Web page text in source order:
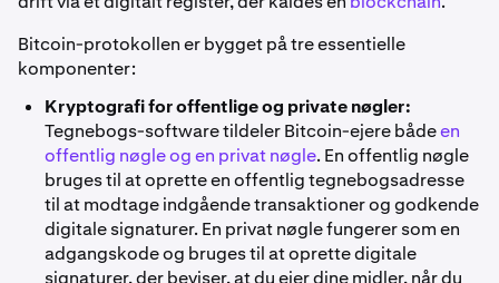
Bitcoin-protokollen er bygget på tre essentielle
komponenter:
Kryptografi for offentlige og private nøgler:
Tegnebogs-software tildeler Bitcoin-ejere bådeen
offentlig nøgle og en privat nøgle. En offentlig nøgle
bruges til at oprette en offentlig tegnebogsadresse
til at modtage indgående transaktioner og godkende
digitale signaturer. En privat nøgle fungerer som en
adgangskode og bruges til at oprette digitale
signaturer, der beviser, at du ejer dine midler, når du